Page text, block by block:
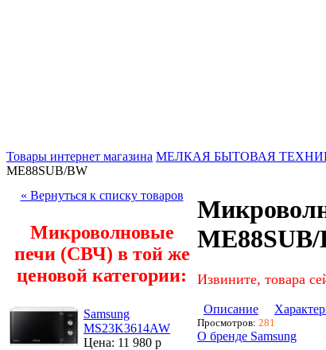
Товары интернет магазина МЕЛКАЯ БЫТОВАЯ
ME88SUB/BW
« Вернуться к списку товаров
Микроволновые
печи (СВЧ) в той же
ценовой категории:
Samsung
MS23K3614AW
Цена: 11 980 р
Извините, товара
Описание
Просмотров: 281
О бренде Samsung